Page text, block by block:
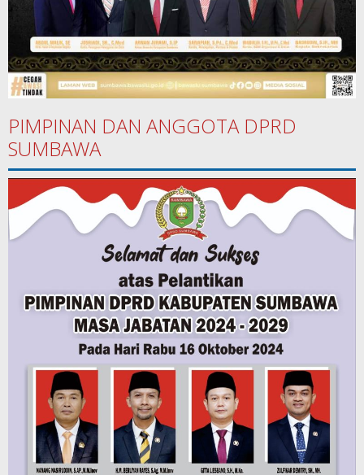
PIMPINAN DAN ANGGOTA DPRD
SUMBAWA